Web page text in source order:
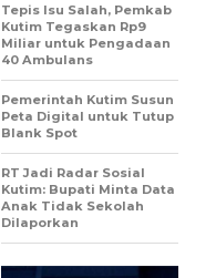
Tepis Isu Salah, Pemkab
Kutim Tegaskan Rp9
Miliar untuk Pengadaan
40 Ambulans
Pemerintah Kutim Susun
Peta Digital untuk Tutup
Blank Spot
RT Jadi Radar Sosial
Kutim: Bupati Minta Data
Anak Tidak Sekolah
Dilaporkan